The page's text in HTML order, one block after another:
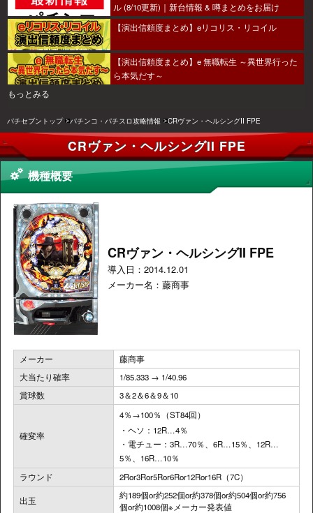
ル (8/10更新)｜新台情報 & 噂まとめをお届け
【演出信頼度まとめ】eリコリス・リコイル
【演出信頼度まとめ】e 無職転生 ～異世界行った
ら本気だす～
もっとみる
パチセブントップ パチンコ・パチスロ攻略情報 CRヴァン・ヘルシングII FPE
CRヴァン・ヘルシングII FPE
機種概要
CRヴァン・ヘルシングII FPE
導入日：2014.12.01
メーカー名：藤商事
メーカー
藤商事
大当たり確率
1/85.333 → 1/40.96
賞球数
3＆2＆6＆9＆10
確変率
4％→100％（ST84回）
・ヘソ：12R…4％
・電チュー：3R…70％、6R…15％、12R…
5％、16R…10％
ラウンド
2Ror3Ror5Ror6Ror12Ror16R（7C）
出玉
約189個or約252個or約378個or約504個or約756
個or約1008個※メーカー発表値